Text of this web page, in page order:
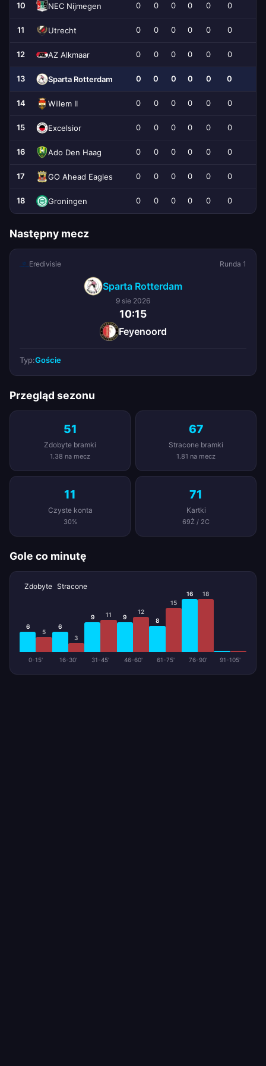
10 NEC Nijmegen 0 0 0 0 0 0
11 Utrecht 0 0 0 0 0 0
12 AZ Alkmaar 0 0 0 0 0 0
13 Sparta Rotterdam 0 0 0 0 0 0
14 Willem II 0 0 0 0 0 0
15 Excelsior 0 0 0 0 0 0
16 Ado Den Haag 0 0 0 0 0 0
17 GO Ahead Eagles 0 0 0 0 0 0
18 Groningen 0 0 0 0 0 0
Następny mecz
Eredivisie Runda 1
Sparta Rotterdam
9 sie 2026
10:15
Feyenoord
Typ:Goście
Przegląd sezonu
51
Zdobyte bramki
1.38 na mecz
67
Stracone bramki
1.81 na mecz
11
Czyste konta
30%
71
Kartki
69Ż / 2C
Gole co minutę
Zdobyte Stracone
6
5
0-15'
6
3
16-30'
9 11
31-45'
9
12
46-60'
8
15
61-75'
16 18
76-90' 91-105'